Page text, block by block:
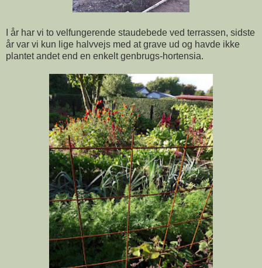
I år har vi to velfungerende staudebede ved terrassen, sidste
år var vi kun lige halvvejs med at grave ud og havde ikke
plantet andet end en enkelt genbrugs-hortensia.